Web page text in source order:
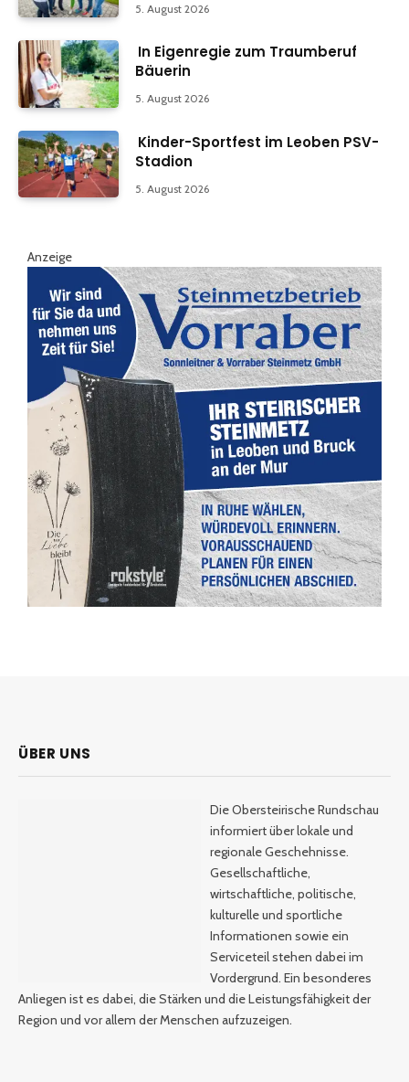
5. August 2026
In Eigenregie zum Traumberuf
Bäuerin
5. August 2026
Kinder-Sportfest im Leoben PSV-
Stadion
5. August 2026
Anzeige
ÜBER UNS
Die Obersteirische Rundschau
informiert über lokale und
regionale Geschehnisse.
Gesellschaftliche,
wirtschaftliche, politische,
kulturelle und sportliche
Informationen sowie ein
Serviceteil stehen dabei im
Vordergrund. Ein besonderes
Anliegen ist es dabei, die Stärken und die Leistungsfähigkeit der
Region und vor allem der Menschen aufzuzeigen.